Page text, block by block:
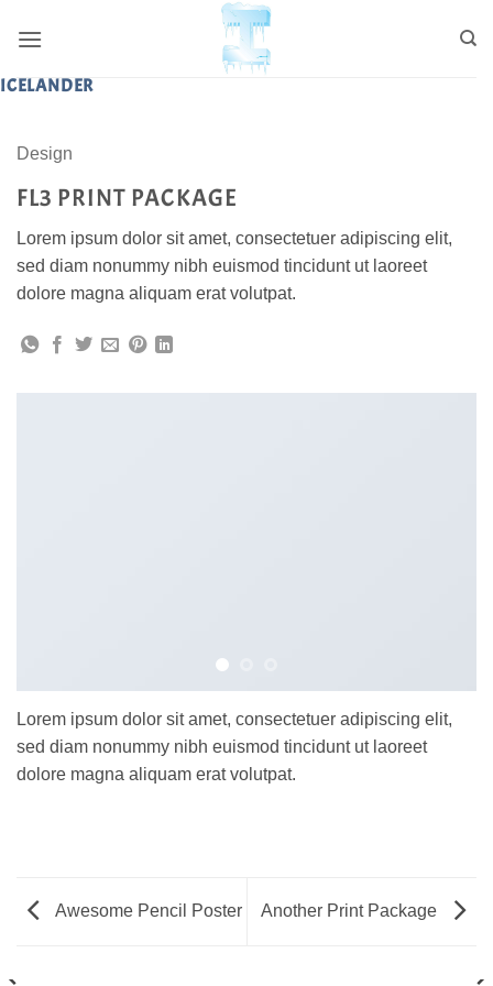
ICELANDER
Design
FL3 PRINT PACKAGE
Lorem ipsum dolor sit amet, consectetuer adipiscing elit,
sed diam nonummy nibh euismod tincidunt ut laoreet
dolore magna aliquam erat volutpat.
Lorem ipsum dolor sit amet, consectetuer adipiscing elit,
sed diam nonummy nibh euismod tincidunt ut laoreet
dolore magna aliquam erat volutpat.
Awesome Pencil Poster Another Print Package